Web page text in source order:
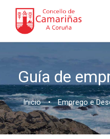
Guía de
Inicio • Emprego e